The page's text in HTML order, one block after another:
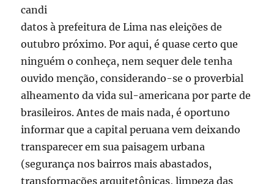
candi
datos à prefeitura de Lima nas eleições de
outubro próximo. Por aqui, é quase certo que
ninguém o conheça, nem sequer dele tenha
ouvido menção, considerando-se o proverbial
alheamento da vida sul-americana por parte de
brasileiros. Antes de mais nada, é oportuno
informar que a capital peruana vem deixando
transparecer em sua paisagem urbana
(segurança nos bairros mais abastados,
transformações arquitetônicas, limpeza das